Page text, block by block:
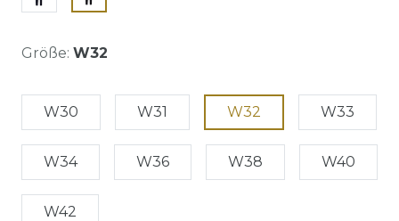
Größe: W32
W30 W31 W32 W33
W34 W36 W38 W40
W42